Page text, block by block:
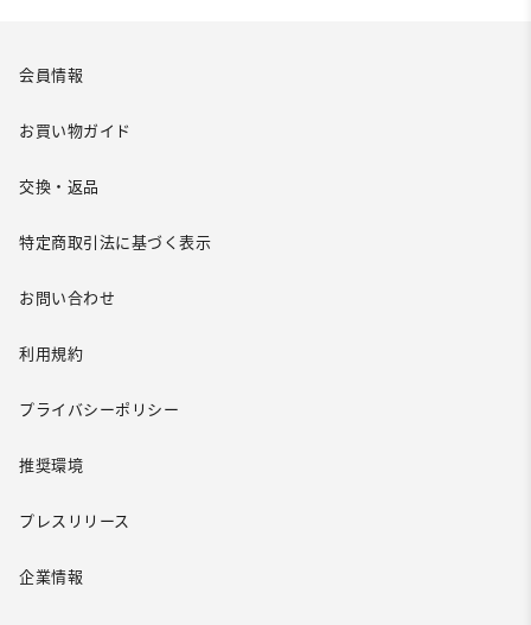
会員情報
お買い物ガイド
交換・返品
特定商取引法に基づく表示
お問い合わせ
利用規約
プライバシーポリシー
推奨環境
プレスリリース
企業情報